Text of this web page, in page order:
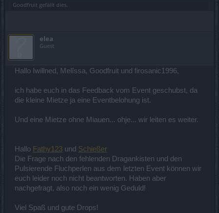
Goodfruit gefällt dies.
elea
Guest
Hallo Iwillned, Melîssa, Goodfruit und firosanic1996,
ich habe euch in das Feedback vom Event geschubst, da
die kleine Mietze ja eine Eventbelohung ist.
Und eine Mietze ohne Miauen... ohje... wir leiten es weiter.
Hallo Fathy123 und Schießer
Die Frage nach den fehlenden Dragankisten und den
Pulsierende Fluchperlen aus dem letzten Event können wir
euch leider noch nicht beantworten. Haben aber
nachgefragt, also noch ein wenig Geduld!
Viel Spaß und gute Drops!